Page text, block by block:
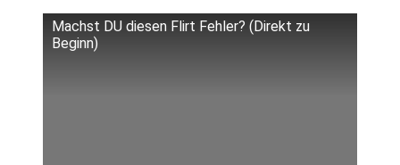
Machst DU diesen Flirt Fehler? (Direkt zu
Beginn)